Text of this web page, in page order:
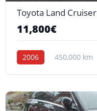
Toyota Land Cruiser
11,800€
2006 450,000 km